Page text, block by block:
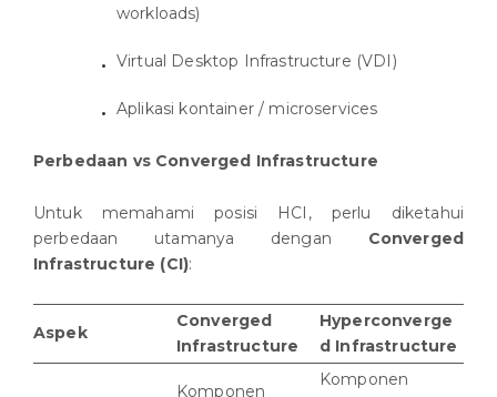
workloads)
Virtual Desktop Infrastructure (VDI)
Aplikasi kontainer / microservices
Perbedaan vs Converged Infrastructure
Untuk memahami posisi HCI, perlu diketahui
perbedaan utamanya dengan Converged
Infrastructure (CI):
Aspek
Converged
Infrastructure
Hyperconverge
d Infrastructure
Komponen
Komponen